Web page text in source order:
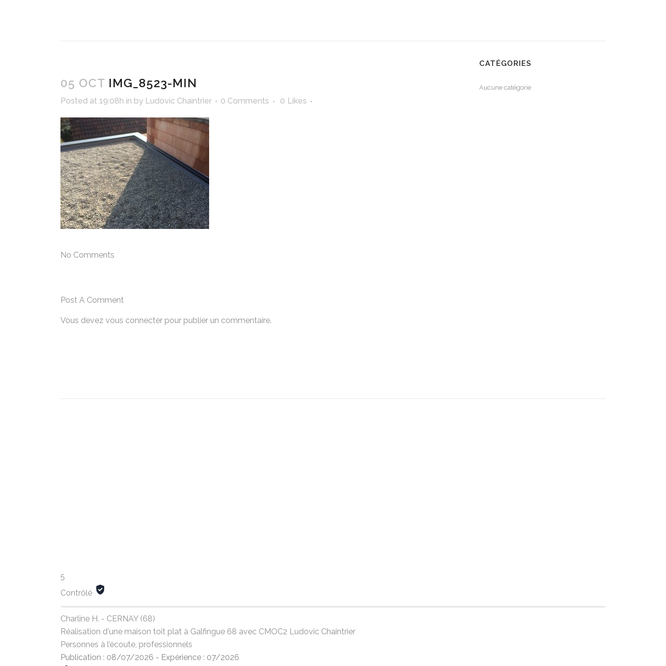
05 OCT IMG_8523-MIN
Posted at 19:08h in by Ludovic Chaintrier 0 Comments 0 Likes
No Comments
Post A Comment
Vous devez vous connecter pour publier un commentaire.
CATÉGORIES
Aucune catégorie
5
Contrôlé
Charline H. - CERNAY (68)
Réalisation d'une maison toit plat à Galfingue 68 avec CMOC2 Ludovic Chaintrier
Personnes à l’écoute, professionnels
Publication : 08/07/2026 - Expérience : 07/2026